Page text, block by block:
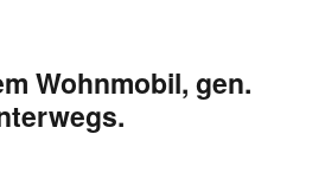
Wohnmobil, gen.